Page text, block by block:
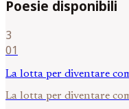
Poesie disponibili
3
01
La lotta per diventare
La lotta per diventare